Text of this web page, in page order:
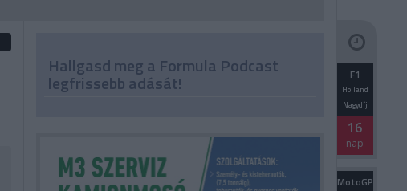
Hallgasd meg a Formula Podcast
legfrissebb adását! F1
Holland
Nagydíj
16
nap
MotoGP